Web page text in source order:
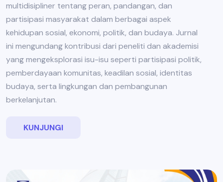
multidisipliner tentang peran, pandangan, dan
partisipasi masyarakat dalam berbagai aspek
kehidupan sosial, ekonomi, politik, dan budaya. Jurnal
ini mengundang kontribusi dari peneliti dan akademisi
yang mengeksplorasi isu-isu seperti partisipasi politik,
pemberdayaan komunitas, keadilan sosial, identitas
budaya, serta lingkungan dan pembangunan
berkelanjutan.
KUNJUNGI